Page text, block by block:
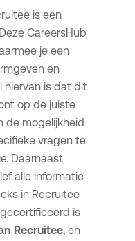
is een
CareersHub
je een
en
hiervan is dat dit
op de juiste
de mogelijkheid
vragen te
Daarnaast
alle informatie
in Recruitee
is
Recruitee, en